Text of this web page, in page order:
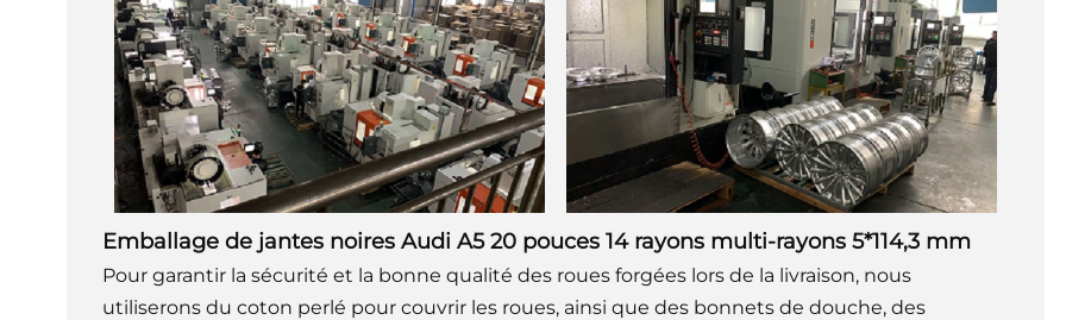
Emballage de jantes noires Audi A5 20 pouces 14 rayons multi-rayons 5*114,3 mm
Pour garantir la sécurité et la bonne qualité des roues forgées lors de la livraison, nous
utiliserons du coton perlé pour couvrir les roues, ainsi que des bonnets de douche, des